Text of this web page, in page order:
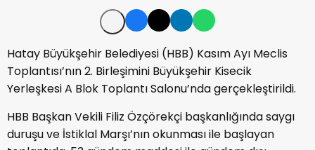
Hatay Büyükşehir Belediyesi (HBB) Kasım Ayı Meclis
Toplantısı’nın 2. Birleşimini Büyükşehir Kisecik
Yerleşkesi A Blok Toplantı Salonu’nda gerçekleştirildi.
HBB Başkan Vekili Filiz Özçörekçi başkanlığında saygı
duruşu ve İstiklal Marşı’nın okunması ile başlayan